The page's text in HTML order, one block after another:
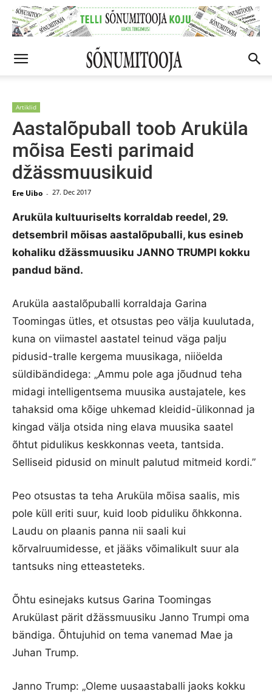
Artiklid
Aastalõpuball toob Aruküla
mõisa Eesti parimaid
džässmuusikuid
Ere Uibo - 27. Dec 2017
Aruküla kultuuriselts korraldab reedel, 29.
detsembril mõisas aastalõpuballi, kus esineb
kohaliku džässmuusiku JANNO TRUMPI kokku
pandud bänd.
Aruküla aastalõpuballi korraldaja Garina
Toomingas ütles, et otsustas peo välja kuulutada,
kuna on viimastel aastatel teinud väga palju
pidusid-tralle kergema muusikaga, niiöelda
süldibändidega: „Ammu pole aga jõudnud teha
midagi intelligentsema muusika austajatele, kes
tahaksid oma kõige uhkemad kleidid-ülikonnad ja
kingad välja otsida ning elava muusika saatel
õhtut pidulikus keskkonnas veeta, tantsida.
Selliseid pidusid on minult palutud mitmeid kordi.”
Peo otsustas ta teha Aruküla mõisa saalis, mis
pole küll eriti suur, kuid loob piduliku õhkkonna.
Laudu on plaanis panna nii saali kui
kõrvalruumidesse, et jääks võimalikult suur ala
tantsuks ning etteasteteks.
Õhtu esinejaks kutsus Garina Toomingas
Arukülast pärit džässmuusiku Janno Trumpi oma
bändiga. Õhtujuhid on tema vanemad Mae ja
Juhan Trump.
Janno Trump: „Oleme uusaastaballi jaoks kokku